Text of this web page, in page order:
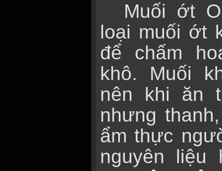
Muối ớt
loại muối ớt
để chấm
khô. Muối
nên khi ăn
nhưng
ẩm thực
nguyên liệu